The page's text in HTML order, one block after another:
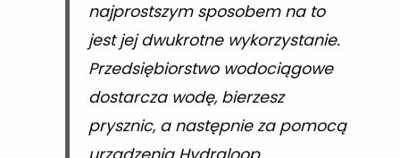
najprostszym sposobem na to
jest jej dwukrotne wykorzystanie.
Przedsiębiorstwo wodociągowe
dostarcza wodę, bierzesz
prysznic, a następnie za pomocą